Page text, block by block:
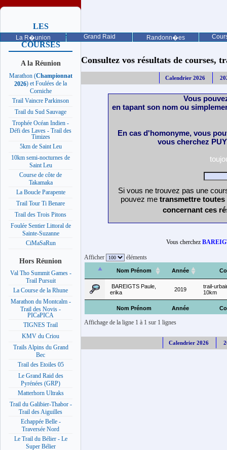
La R�union Grand Raid Randonn�es
LES
PROCHAINES
COURSES
A la Réunion
Marathon (Championnat
2026) et Foulées de la
Corniche
Trail Vaincre Parkinson
Trail du Sud Sauvage
Trophée Océan Indien -
Défi des Laves - Trail des
Timizes
5km de Saint Leu
10km semi-nocturnes de
Saint Leu
Course de côte de
Takamaka
La Boucle Parapente
Trail Tour Ti Benare
Trail des Trois Pitons
Foulée Sentier Littoral de
Sainte-Suzanne
CiMaSaRun
Hors Réunion
Val Tho Summit Games -
Trail Pursuit
La Course de la Rhune
Marathon du Montcalm -
Trail des Novis -
PICaPICA
TIGNES Trail
KMV du Criou
Trails Alpins du Grand
Bec
Trail des Etoiles 05
Le Grand Raid des
Pyrénées (GRP)
Matterhorn Ultraks
Trail du Galibier-Thabor -
Trail des Aiguilles
Echappée Belle -
Traversée Nord
Le Trail du Bélier - Le
Super Bélier
Consultez vos résultats de courses,
Calendrier 2026
Vous
en tapant son nom ou
En cas d'homonyme, vous
vous cherchez
Si vous ne trouvez pas une
pouvez me transmettre
concernant ces
Vous cherchez
Afficher éléments
Nom Prénom Année
Nom Prénom Année
BAREIGTS Paule,
erika
2019
trail-
10km
Affichage de la ligne 1 à 1 sur 1 lignes
Calendrier 2026